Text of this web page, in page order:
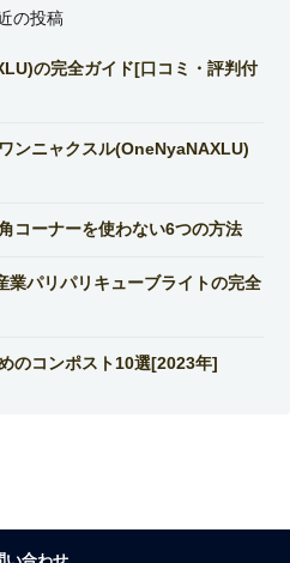
の投稿
の完全ガイド[口コミ・評判付
ンニャクスル(OneNyaNAXLU)
コーナーを使わない6つの方法
パリパリキューブライトの完全
のコンポスト10選[2023年]